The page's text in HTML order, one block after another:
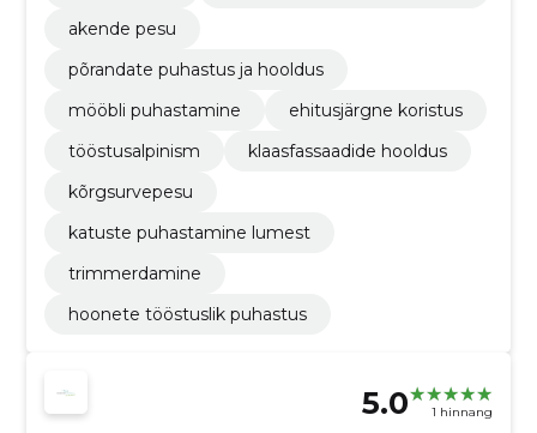
akende pesu
põrandate puhastus ja hooldus
mööbli puhastamine
ehitusjärgne koristus
tööstusalpinism
klaasfassaadide hooldus
kõrgsurvepesu
katuste puhastamine lumest
trimmerdamine
hoonete tööstuslik puhastus
5.0 1 hinnang